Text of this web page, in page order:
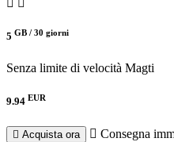
5 GB / 30 giorni
Senza limite di velocità Magti
9.94 EUR
Acquista ora
Consegna